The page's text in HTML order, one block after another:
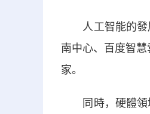
人工智能的發展
南中心、百度智
家。
同時，硬體領域